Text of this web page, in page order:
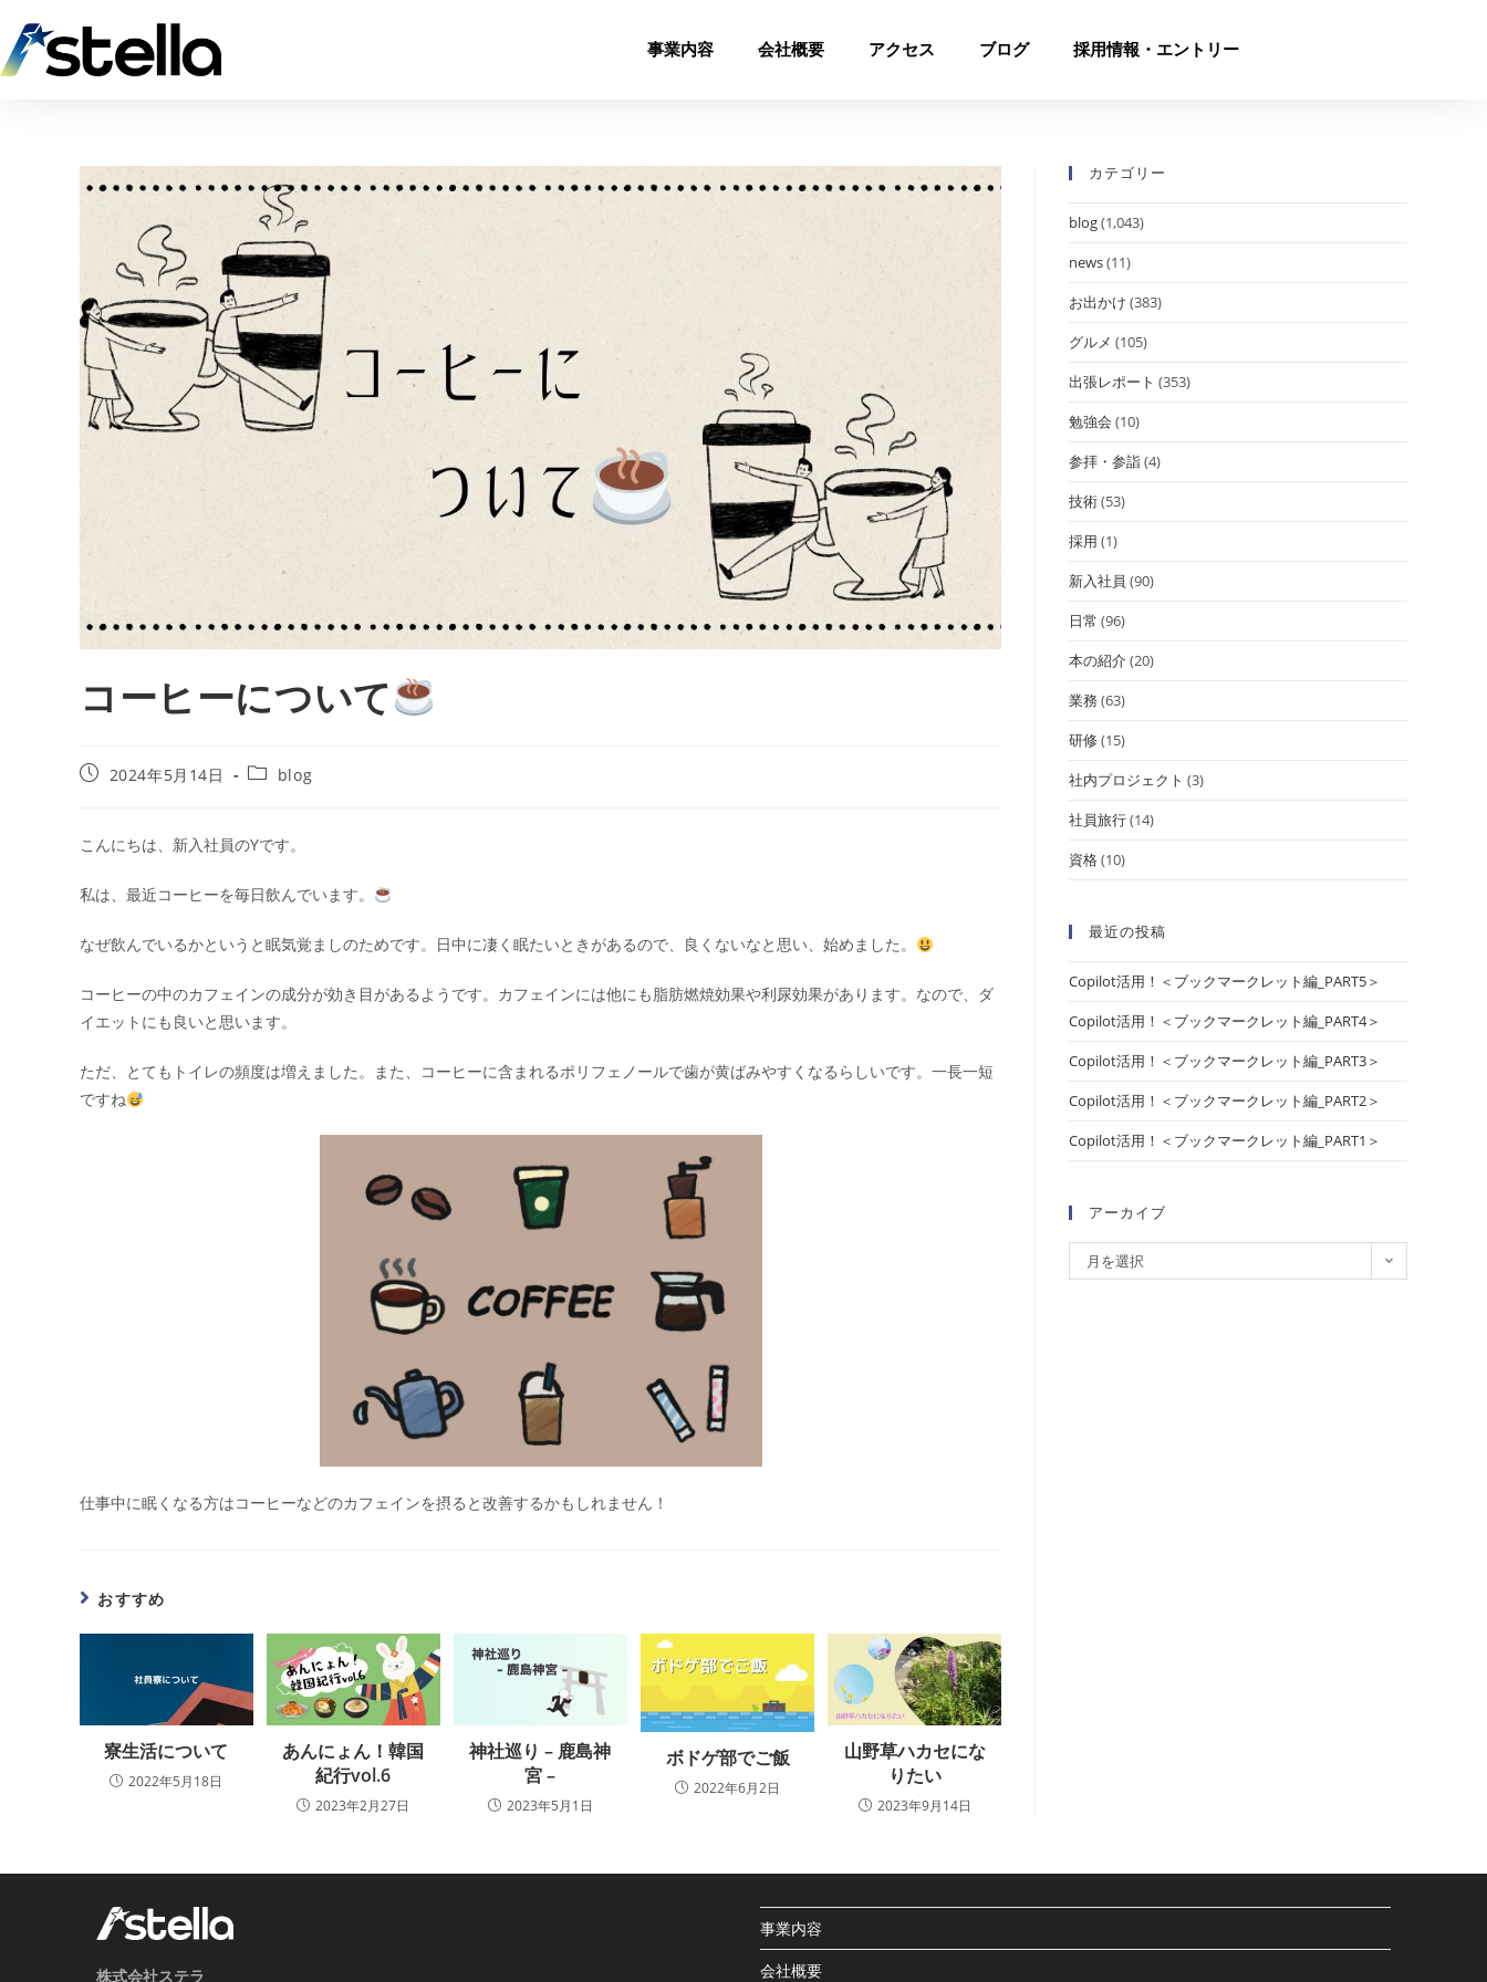
事業内容 会社概要 アクセス ブログ 採用情報・エントリー
コーヒーについて
2024年5月14日 blog
こんにちは、新入社員のYです。
私は、最近コーヒーを毎日飲んでいます。
なぜ飲んでいるかというと眠気覚ましのためです。日中に凄く眠たいときがあるので、良くないなと思い、始めました。
コーヒーの中のカフェインの成分が効き目があるようです。カフェインには他にも脂肪燃焼効果や利尿効果があります。なので、ダ
イエットにも良いと思います。
ただ、とてもトイレの頻度は増えました。また、コーヒーに含まれるポリフェノールで歯が黄ばみやすくなるらしいです。一長一短
ですね
仕事中に眠くなる方はコーヒーなどのカフェインを摂ると改善するかもしれません！
おすすめ
寮生活について
2022年5月18日
あんにょん！韓国
紀行vol.6
2023年2月27日
神社巡り – 鹿島神
宮 –
2023年5月1日
ボドゲ部でご飯
2022年6月2日
山野草ハカセにな
りたい
2023年9月14日
カテゴリー
blog(1,043)
news(11)
お出かけ (383)
グルメ (105)
出張レポート (353)
勉強会 (10)
参拝・参詣(4)
技術(53)
採用 (1)
新入社員 (90)
日常 (96)
本の紹介(20)
業務(63)
研修(15)
社内プロジェクト (3)
社員旅行(14)
資格(10)
最近の投稿
Copilot活用！＜ブックマークレット編_PART5＞
Copilot活用！＜ブックマークレット編_PART4＞
Copilot活用！＜ブックマークレット編_PART3＞
Copilot活用！＜ブックマークレット編_PART2＞
Copilot活用！＜ブックマークレット編_PART1＞
アーカイブ
月を選択
株式会社ステラ
事業内容
会社概要